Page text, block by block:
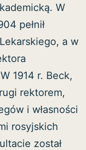
W
pełnił
a w
1914 r. Beck,
rektorem,
i własności
rosyjskich
został